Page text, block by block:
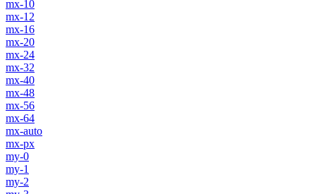
mx-10
mx-12
mx-16
mx-20
mx-24
mx-32
mx-40
mx-48
mx-56
mx-64
mx-auto
mx-px
my-0
my-1
my-2